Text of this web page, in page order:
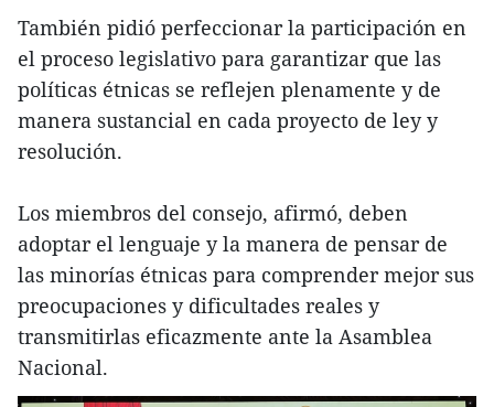
También pidió perfeccionar la participación en
el proceso legislativo para garantizar que las
políticas étnicas se reflejen plenamente y de
manera sustancial en cada proyecto de ley y
resolución.
Los miembros del consejo, afirmó, deben
adoptar el lenguaje y la manera de pensar de
las minorías étnicas para comprender mejor sus
preocupaciones y dificultades reales y
transmitirlas eficazmente ante la Asamblea
Nacional.